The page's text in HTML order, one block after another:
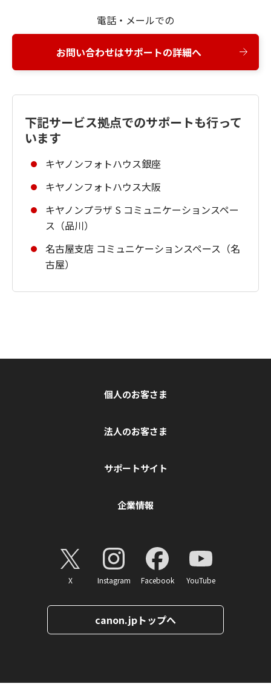
電話・メールでの
お問い合わせはサポートの詳細へ
下記サービス拠点でのサポートも行って
います
キヤノンフォトハウス銀座
キヤノンフォトハウス大阪
キヤノンプラザ S コミュニケーションスペー
ス（品川）
名古屋支店 コミュニケーションスペース（名
古屋）
個人のお客さま
法人のお客さま
サポートサイト
企業情報
X Instagram Facebook YouTube
canon.jpトップへ